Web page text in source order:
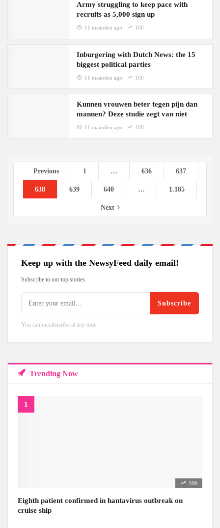
Army struggling to keep pace with
recruits as 5,000 sign up
11 maanden ago 100
Inburgering with Dutch News: the 15
biggest political parties
11 maanden ago 100
Kunnen vrouwen beter tegen pijn dan
mannen? Deze studie zegt van niet
11 maanden ago 100
Previous 1 … 636 637
638 639 640 … 1.185
Next
Keep up with the NewsyFeed daily email!
Subscribe to our top stories.
Subscribe
You can unsubscribe at any time
Trending Now
106
Eighth patient confirmed in hantavirus outbreak on
cruise ship